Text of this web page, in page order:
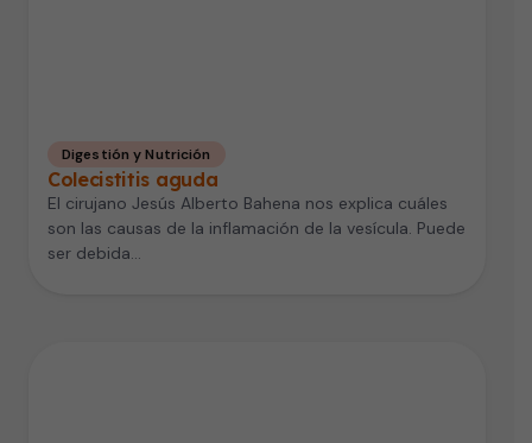
Digestión y Nutrición
Colecistitis aguda
El cirujano Jesús Alberto Bahena nos explica cuáles
son las causas de la inflamación de la vesícula. Puede
ser debida…